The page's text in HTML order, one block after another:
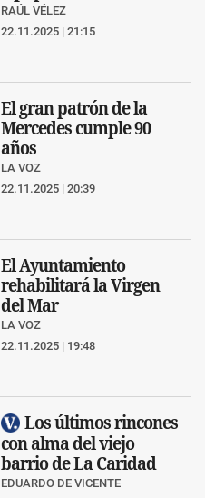
RAÚL VÉLEZ
22.11.2025 | 21:15
El gran patrón de la
Mercedes cumple 90
años
LA VOZ
22.11.2025 | 20:39
El Ayuntamiento
rehabilitará la Virgen
del Mar
LA VOZ
22.11.2025 | 19:48
Los últimos rincones
con alma del viejo
barrio de La Caridad
EDUARDO DE VICENTE